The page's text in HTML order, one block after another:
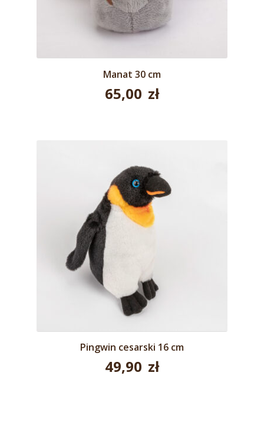
Manat 30 cm
65,00 zł
Pingwin cesarski 16 cm
49,90 zł